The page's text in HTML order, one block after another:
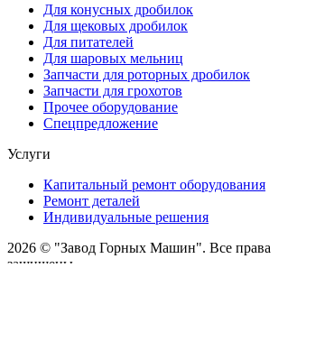
Для конусных дробилок
Для щековых дробилок
Для питателей
Для шаровых мельниц
Запчасти для роторных дробилок
Запчасти для грохотов
Прочее оборудование
Спецпредложение
Услуги
Капитальный ремонт оборудования
Ремонт деталей
Индивидуальные решения
2026 © "Завод Горных Машин". Все права
защищены